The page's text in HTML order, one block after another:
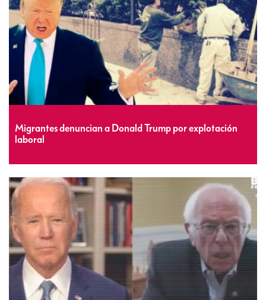
Migrantes denuncian a Donald Trump por explotación
laboral